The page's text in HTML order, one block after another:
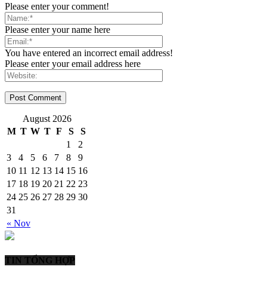
Please enter your comment!
Please enter your name here
You have entered an incorrect email address!
Please enter your email address here
August 2026
M T W T F S S
« Nov
1
2
3
4 5 6 7 8
9
10 11 12 13 14 15 16
17 18 19 20 21 22 23
24 25 26 27 28 29 30
31
TIN TỔNG HỢP